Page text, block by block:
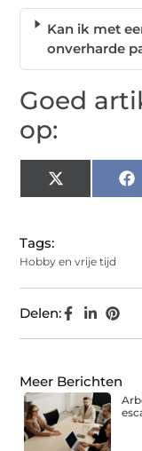
Kan ik met
onverharde
Goed
op:
X
(Twitter)
Tags:
Hobby en vrije tijd
Delen:
Meer Berichten